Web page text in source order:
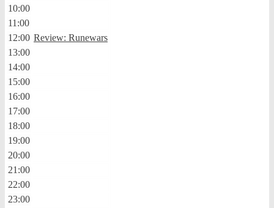
10:00
11:00
12:00 Review: Runewars
13:00
14:00
15:00
16:00
17:00
18:00
19:00
20:00
21:00
22:00
23:00